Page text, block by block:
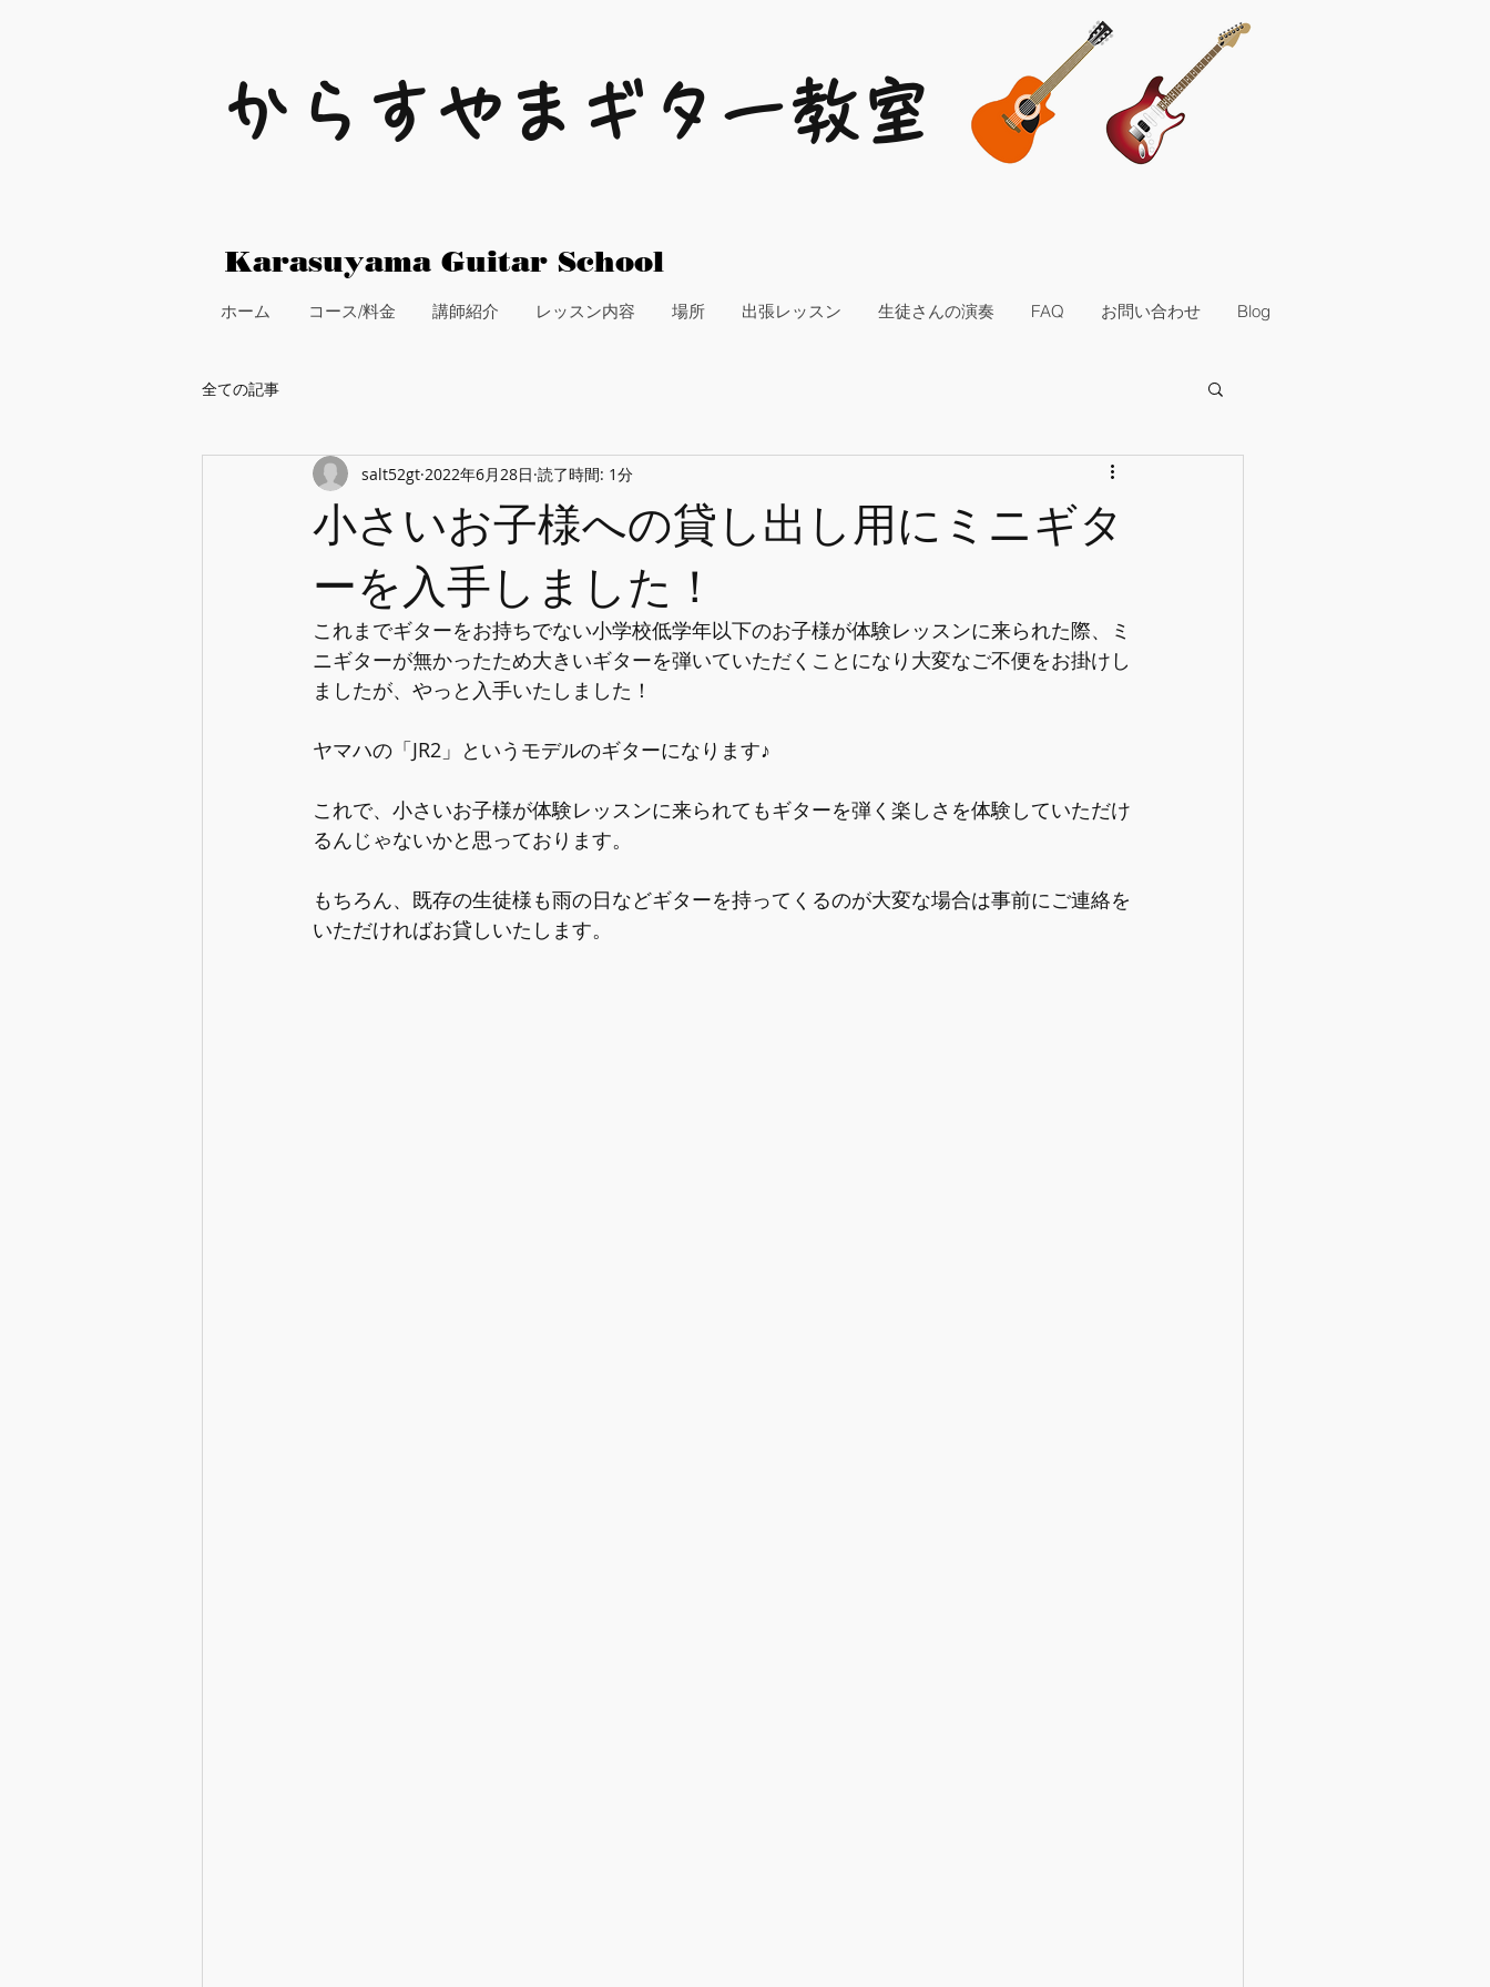
からすやまギター教室
Karasuyama Guitar School
ホーム コース/料金 講師紹介 レッスン内容 場所 出張レッスン 生徒さんの演奏 FAQ お問い合わせ Blog
全ての記事
小さいお子様への貸し出し用にミニギタ
ーを入手しました！
salt52gt 2022年6月28日 読了時間: 1分
これまでギターをお持ちでない小学校低学年以下のお子様が体験レッスンに来られた際、ミ
ニギターが無かったため大きいギターを弾いていただくことになり大変なご不便をお掛けし
ましたが、やっと入手いたしました！
ヤマハの「JR2」というモデルのギターになります♪
これで、小さいお子様が体験レッスンに来られてもギターを弾く楽しさを体験していただけ
るんじゃないかと思っております。
もちろん、既存の生徒様も雨の日などギターを持ってくるのが大変な場合は事前にご連絡を
いただければお貸しいたします。